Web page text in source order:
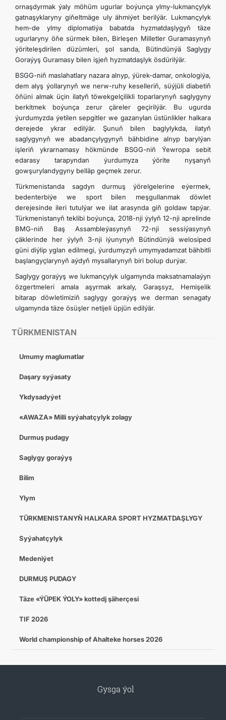
TÜRKMENISTAN
Umumy maglumatlar
Daşary syýasaty
Ykdysadyýet
«AWAZA» Milli syýahatçylyk zolagy
Durmuş pudagy
Saglygy goraýyş
Bilim
Ylym
TÜRKMENISTANYŇ HALKARA SPORT HYZMATDAŞLYGY
Syýahatçylyk
Medeniýet
DURMUŞ PUDAGY
Täze «ÝÜPEK ÝOLY» kottedj şäherçesi
TIF 2026
World championship of Ahalteke horses 2026
ornaşdyrmak ýaly möhüm ugurlar boýunça ylmy-lukmançylyk
gatnaşyklaryny gi­ňeltmäge uly ähmiýet berilýär. Lukmançylyk
hem-de ylmy diplomatiýa babatda hyzmatdaşlygyň täze
ugurlaryny öňe sürmek bilen, Birleşen Milletler Guramasynyň
ýöriteleşdirilen düzümleri, şol sanda, Bütindünýä Saglygy
Goraýyş Guramasy bilen işjeň hyzmatdaşlyk ösdürilýär.
BSGG-niň maslahatlary nazara alnyp, ýürek-damar, onkologiýa,
dem alyş ýollarynyň we nerw-ruhy keselleriň, süýjüli diabetiň
öňüni almak üçin ilatyň töwekgelçilikli toparlarynyň saglygyny
berkitmek boýunça zerur çäreler geçirilýär. Bu ugurda
ýurdumyzda ýetilen sepgitler we gazanylan üstünlikler halkara
derejede ykrar edilýär. Şunuň bilen baglylykda, ilatyň
saglygynyň we abadançylygynyň bähbidine alnyp barylýan
işleriň ykrarnamasy hökmünde BSGG-niň Ýewropa sebit
edarasy tarapyndan ýurdumyza ýörite nyşanyň
gowşurylandygyny belläp geçmek zerur.
Türkmenistanda sagdyn durmuş ýörelgelerine eýermek,
bedenterbiýe we sport bilen meşgullanmak döwlet
derejesinde ileri tutulýar we ilat arasynda giň goldaw tapýar.
Türkmenistanyň teklibi boýunça, 2018-nji ýylyň 12-nji aprelinde
BMG-niň Baş Assambleýasynyň 72-nji sessiýasynyň
çäklerinde her ýylyň 3-nji iýunynyň Bütindünýä welosiped
güni diýlip yglan edilmegi, ýurdumyzyň umymyadamzat bähbitli
başlangyçlarynyň aýdyň mysallarynyň biri bolup durýar.
Saglygy goraýyş we lukmançylyk ulgamynda maksatnamalaýyn
özgertmeleri amala aşyrmak arkaly, Garaşsyz, Hemişelik
bitarap döwletimiziň saglygy goraýyş we derman senagaty
ulgamynda täze ösüşler netijeli üpjün edilýär.
Gysga ýol